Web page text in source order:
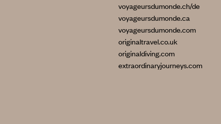
voyageursdumonde.ch/de
voyageursdumonde.ca
voyageursdumonde.com
originaltravel.co.uk
originaldiving.com
extraordinaryjourneys.com